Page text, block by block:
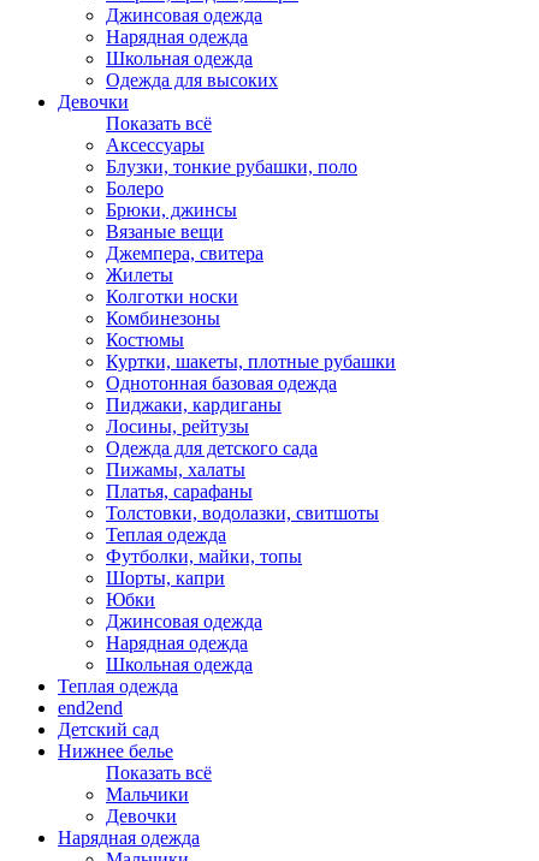
Джинсовая одежда
Нарядная одежда
Школьная одежда
Одежда для высоких
Девочки
Показать всё
Аксессуары
Блузки, тонкие рубашки, поло
Болеро
Брюки, джинсы
Вязаные вещи
Джемпера, свитера
Жилеты
Колготки носки
Комбинезоны
Костюмы
Куртки, шакеты, плотные рубашки
Однотонная базовая одежда
Пиджаки, кардиганы
Лосины, рейтузы
Одежда для детского сада
Пижамы, халаты
Платья, сарафаны
Толстовки, водолазки, свитшоты
Теплая одежда
Футболки, майки, топы
Шорты, капри
Юбки
Джинсовая одежда
Нарядная одежда
Школьная одежда
Теплая одежда
end2end
Детский сад
Нижнее белье
Показать всё
Мальчики
Девочки
Нарядная одежда